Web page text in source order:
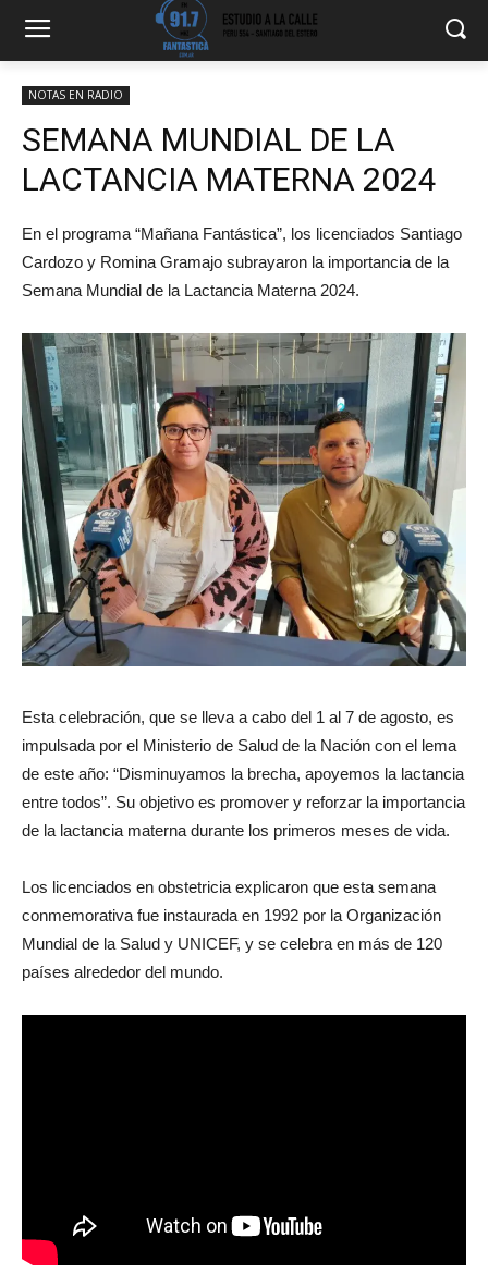
NOTAS EN RADIO
SEMANA MUNDIAL DE LA
LACTANCIA MATERNA 2024
En el programa “Mañana Fantástica”, los licenciados Santiago
Cardozo y Romina Gramajo subrayaron la importancia de la
Semana Mundial de la Lactancia Materna 2024.
Esta celebración, que se lleva a cabo del 1 al 7 de agosto, es
impulsada por el Ministerio de Salud de la Nación con el lema
de este año: “Disminuyamos la brecha, apoyemos la lactancia
entre todos”. Su objetivo es promover y reforzar la importancia
de la lactancia materna durante los primeros meses de vida.
Los licenciados en obstetricia explicaron que esta semana
conmemorativa fue instaurada en 1992 por la Organización
Mundial de la Salud y UNICEF, y se celebra en más de 120
países alrededor del mundo.